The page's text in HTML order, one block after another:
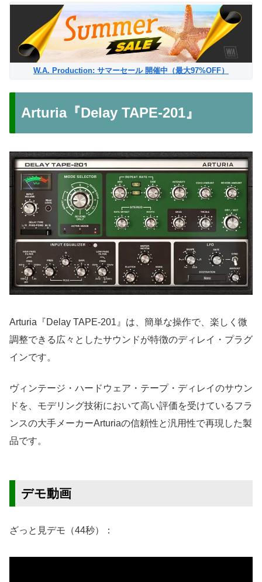
W.A. Production: サマーセール 開催中（最大97%OFF）
Arturia『Delay TAPE-201』
Arturia『Delay TAPE-201』は、簡単な操作で、楽しく微
調整できる広々としたサウンドが特徴のディレイ・プラグ
インです。
ヴィンテージ・ハードウェア・テープ・ディレイのサウン
ドを、モデリング技術において高い評価を受けているフラ
ンスの大手メーカーArturiaの信頼性と汎用性で再現した製
品です。
デモ動画
ざっと見デモ（44秒）：